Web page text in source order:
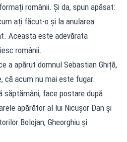
românii. Și da, spun apăsat:
ați făcut-o și la anularea
Aceasta este adevărata
românii.
a apărut domnul Sebastian Ghiță,
că acum nu mai este fugar.
săptămâni, face postare după
apărător al lui Nicușor Dan și
Bolojan, Gheorghiu și